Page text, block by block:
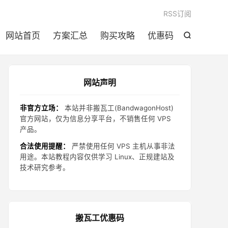

网站首页 方案汇总 购买攻略 优惠码
RSS订阅
网站声明
非官方立场：
本站并非搬瓦工(BandwagonHost)
官方网站，仅为信息分享平台，不销售任何 VPS
产品。
合法使用提醒：
严禁使用任何 VPS 主机从事非法
用途。本站教程内容仅供学习 Linux、正规建站及
技术研究参考。
搬瓦工优惠码